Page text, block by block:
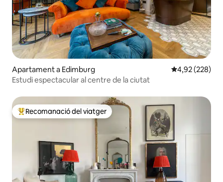
Apartament a Edimburg 4,92 de
4,92 (228)
Estudi espectacular al centre de la ciutat
Principals recomanacions dels viatgers
Recomanació del viatger